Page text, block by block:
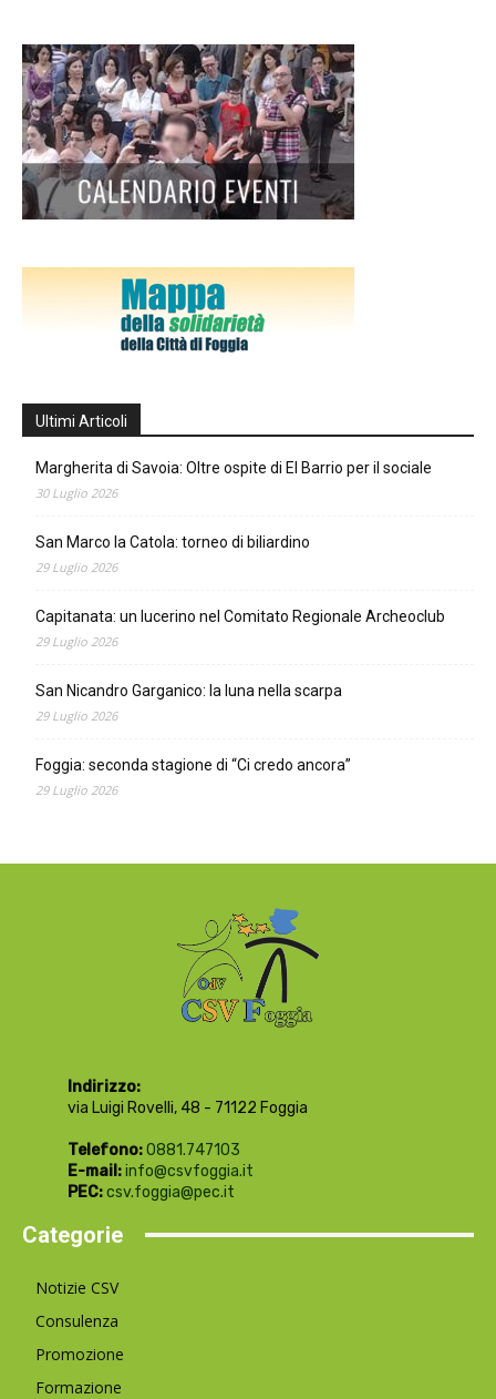
Ultimi Articoli
Margherita di Savoia: Oltre ospite di El Barrio per il sociale
30 Luglio 2026
San Marco la Catola: torneo di biliardino
29 Luglio 2026
Capitanata: un lucerino nel Comitato Regionale Archeoclub
29 Luglio 2026
San Nicandro Garganico: la luna nella scarpa
29 Luglio 2026
Foggia: seconda stagione di “Ci credo ancora”
29 Luglio 2026
Indirizzo:
via Luigi Rovelli, 48 - 71122 Foggia
Telefono:0881.747103
E-mail:info@csvfoggia.it
PEC:csv.foggia@pec.it
Categorie
Notizie CSV
Consulenza
Promozione
Formazione